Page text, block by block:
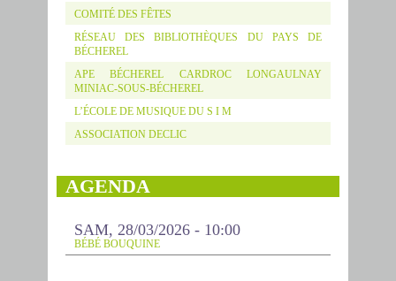
COMITÉ DES FÊTES
RÉSEAU DES BIBLIOTHÈQUES DU PAYS DE
BÉCHEREL
APE BÉCHEREL CARDROC LONGAULNAY
MINIAC-SOUS-BÉCHEREL
L’ÉCOLE DE MUSIQUE DU S I M
ASSOCIATION DECLIC
AGENDA
SAM, 28/03/2026 - 10:00
BÉBÉ BOUQUINE